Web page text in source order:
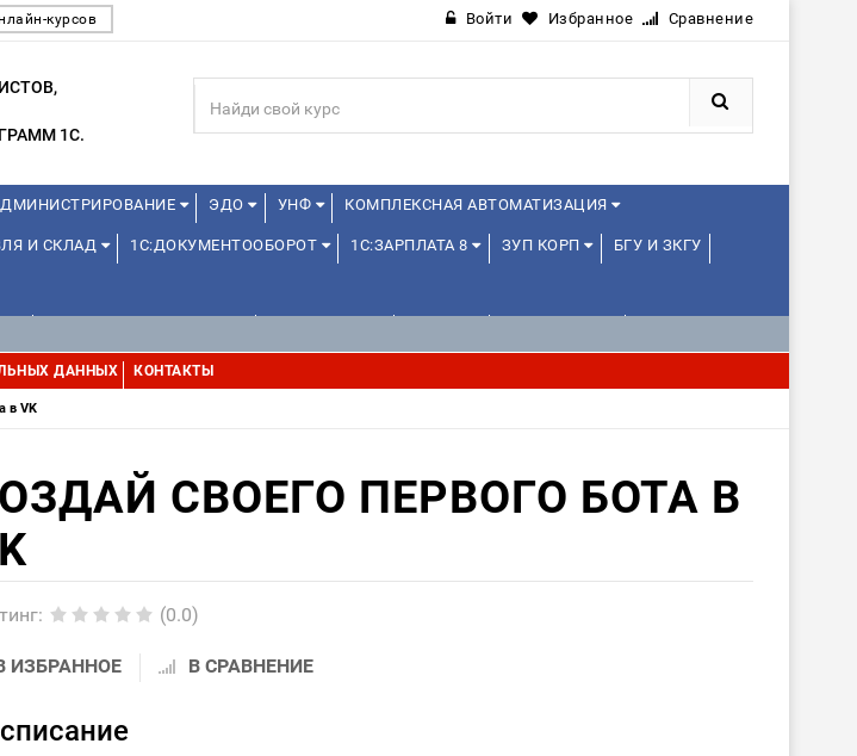
курсов Войти Избранное Сравнение
1С.
ЭДО УНФ КОМПЛЕКСНАЯ АВТОМАТИЗАЦИЯ
И СКЛАД 1С:ДОКУМЕНТООБОРОТ 1С:ЗАРПЛАТА 8 ЗУП КОРП БГУ И ЗКГУ
ДАННЫХ КОНТАКТЫ
в VK
СВОЕГО ПЕРВОГО БОТА В
: (0.0)
ИЗБРАННОЕ В СРАВНЕНИЕ